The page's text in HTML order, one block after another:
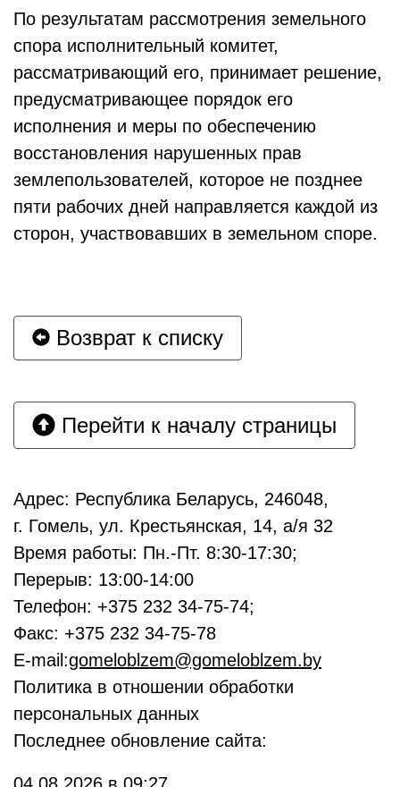
По результатам рассмотрения земельного
спора исполнительный комитет,
рассматривающий его, принимает решение,
предусматривающее порядок его
исполнения и меры по обеспечению
восстановления нарушенных прав
землепользователей, которое не позднее
пяти рабочих дней направляется каждой из
сторон, участвовавших в земельном споре.
Возврат к списку
Перейти к началу страницы
Адрес: Республика Беларусь, 246048,
г. Гомель, ул. Крестьянская, 14, а/я 32
Время работы: Пн.-Пт. 8:30-17:30;
Перерыв: 13:00-14:00
Телефон: +375 232 34-75-74;
Факс: +375 232 34-75-78
E-mail:gomeloblzem@gomeloblzem.by
Политика в отношении обработки
персональных данных
Последнее обновление сайта: